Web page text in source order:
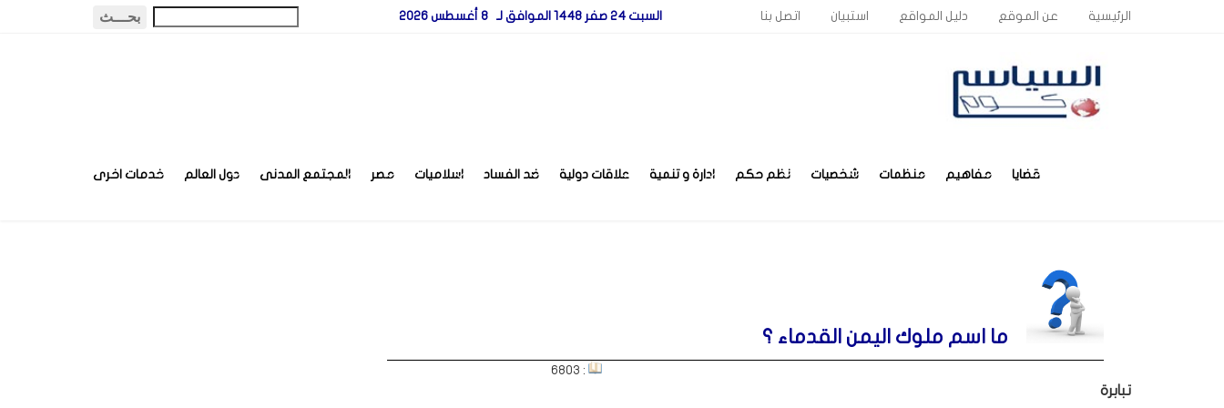
الرئيسية عن الموقع دليل المواقع استبيان اتصل بنا السبت 24 صفر 1448 الموافق لـ 8 أغسطس 2026
قضايا مفاهيم منظمات شخصيات نظم حكم ادارة و تنمية علاقات دولية ضد الفساد اسلاميات مصر المجتمع المدنى دول العالم خدمات اخرى
ما اسم ملوك اليمن القدماء ؟
: 6803
تبابرة